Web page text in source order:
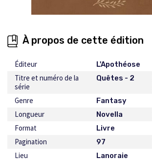
À propos de cette édition
Éditeur L'Apothéose
Titre et numéro de la
série
Quêtes - 2
Genre Fantasy
Longueur Novella
Format Livre
Pagination 97
Lieu Lanoraie